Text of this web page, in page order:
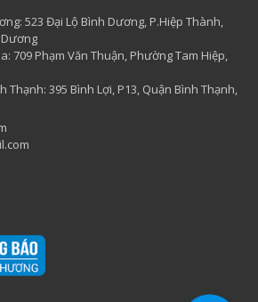
523 Đại Lộ Bình Dương, P.Hiệp Thành,
709 Phạm Văn Thuận, Phường Tam Hiệp,
Thạnh: 395 Bình Lợi, P13, Quận Bình Thạnh,